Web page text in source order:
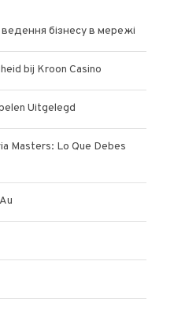
бізнесу в мережі
bij Kroon Casino
Uitgelegd
Masters: Lo Que Debes